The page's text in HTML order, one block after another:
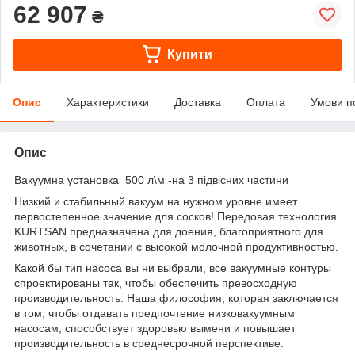
62 907 ₴
Купити
Опис Характеристики Доставка Оплата Умови
Опис
Вакуумна установка 500 л\м -на 3 підвісних частини
Низкий и стабильный вакуум на нужном уровне имеет
первостепенное значение для сосков! Передовая технология
KURTSAN предназначена для доения, благоприятного для
животных, в сочетании с высокой молочной продуктивностью.
Какой бы тип насоса вы ни выбрали, все вакуумные контуры
спроектированы так, чтобы обеспечить превосходную
производительность. Наша философия, которая заключается
в том, чтобы отдавать предпочтение низковакуумным
насосам, способствует здоровью вымени и повышает
производительность в среднесрочной перспективе.